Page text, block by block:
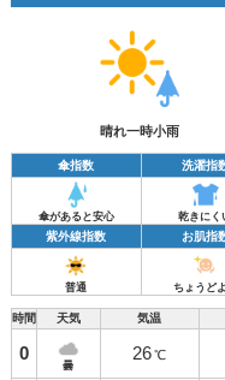
晴れ一時小雨
傘指数 洗濯指
傘があると安心 乾きにく
紫外線指数 お肌指
普通 ちょうど
時間 天気 気温
0
曇
26 ℃